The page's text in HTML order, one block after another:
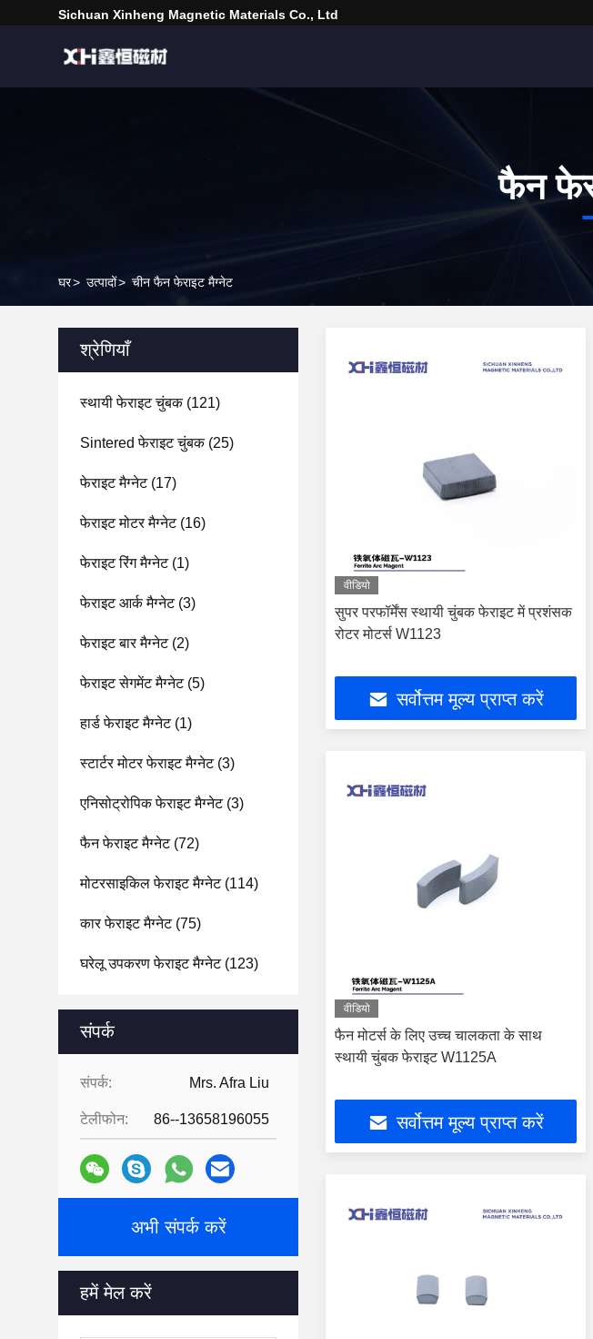
Sichuan Xinheng Magnetic Materials Co., Ltd
फैन
घर> उत्पादों> चीन फैन फेराइट मैग्नेट
श्रेणियाँ
स्थायी फेराइट चुंबक(121)
Sintered फेराइट चुंबक(25)
फेराइट मैग्नेट(17)
फेराइट मोटर मैग्नेट(16)
फेराइट रिंग मैग्नेट(1)
फेराइट आर्क मैग्नेट(3)
फेराइट बार मैग्नेट(2)
फेराइट सेगमेंट मैग्नेट(5)
हार्ड फेराइट मैग्नेट(1)
स्टार्टर मोटर फेराइट मैग्नेट(3)
एनिसोट्रोपिक फेराइट मैग्नेट(3)
फैन फेराइट मैग्नेट(72)
मोटरसाइकिल फेराइट मैग्नेट(114)
कार फेराइट मैग्नेट(75)
घरेलू उपकरण फेराइट मैग्नेट(123)
संपर्क
संपर्क: Mrs. Afra Liu
टेलीफोन: 86--13658196055
अभी संपर्क करें
हमें मेल करें
वीडियो
सुपर परफॉर्मेंस स्थायी चुंबक फेराइट में प्रशंसक
रोटर मोटर्स W1123
सर्वोत्तम मूल्य प्राप्त करें
वीडियो
फैन मोटर्स के लिए उच्च चालकता के साथ
स्थायी चुंबक फेराइट W1125A
सर्वोत्तम मूल्य प्राप्त करें